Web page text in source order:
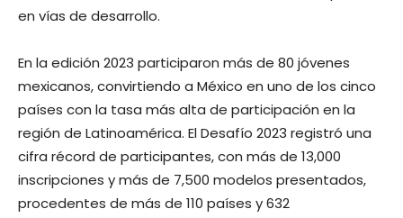
en vías de desarrollo.
En la edición 2023 participaron más de 80 jóvenes
mexicanos, convirtiendo a México en uno de los cinco
países con la tasa más alta de participación en la
región de Latinoamérica. El Desafío 2023 registró una
cifra récord de participantes, con más de 13,000
inscripciones y más de 7,500 modelos presentados,
procedentes de más de 110 países y 632